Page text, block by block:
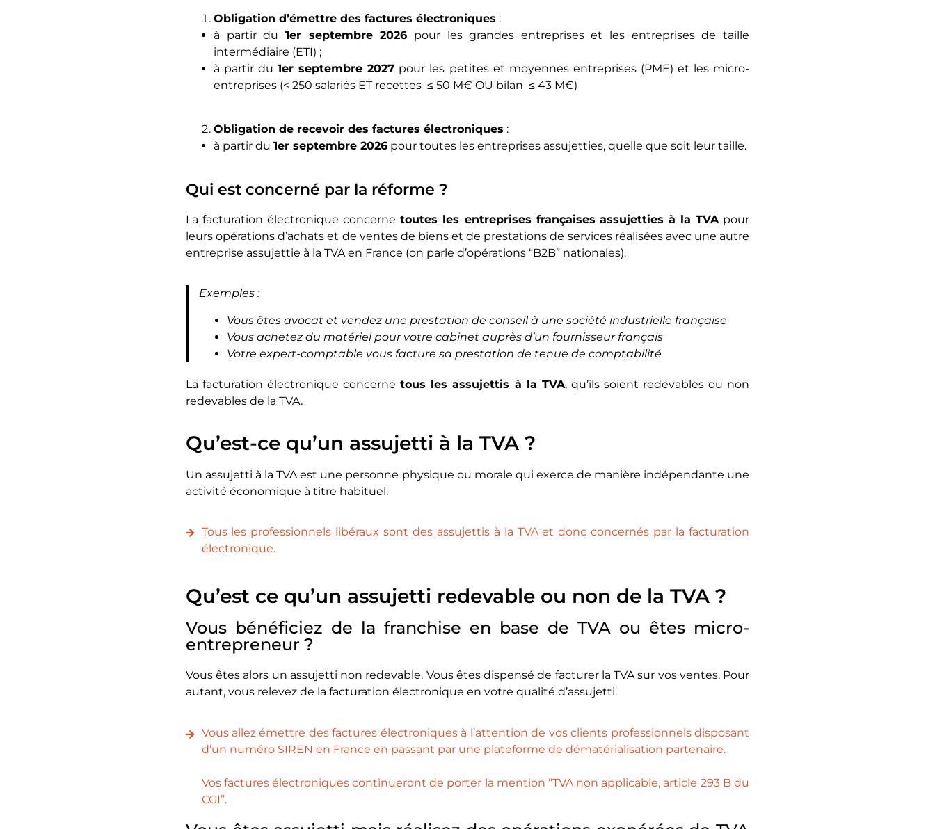
Obligation d’émettre des factures électroniques :
à partir du 1erseptembre 2026 pour les grandes entreprises et les entreprises de taille
intermédiaire (ETI) ;
à partir du1er septembre 2027 pour les petites et moyennes entreprises (PME) et les micro-
entreprises (< 250 salariés ET recettes ≤ 50 M€ OU bilan ≤ 43 M€)
Obligation de recevoir des factures électroniques :
à partir du 1er septembre 2026 pour toutes les entreprises assujetties, quelle que soit leur taille.
Qui est concerné par la réforme ?
La facturation électronique concernetoutes les entreprises françaises assujetties à la TVApour
leurs opérations d’achats et de ventes de biens et de prestations de services réalisées avec une autre
entreprise assujettie à la TVA en France (on parle d’opérations “B2B” nationales).
Exemples :
Vous êtes avocat et vendez une prestation de conseil à une société industrielle française
Vous achetez du matériel pour votre cabinet auprès d’un fournisseur français
Votre expert-comptable vous facture sa prestation de tenue de comptabilité
La facturation électronique concernetous les assujettis à la TVA, qu’ils soient redevables ou non
redevables de la TVA.
Qu’est-ce qu’un assujetti à la TVA ?
Un assujetti à la TVA est une personne physique ou morale qui exerce de manière indépendante une
activité économique à titre habituel.
Tous les professionnels libéraux sont des assujettis à la TVA et donc concernés par la facturation
électronique.
Qu’est ce qu’un assujetti redevable ou non de la TVA ?
Vous bénéficiez de la franchise en base de TVA ou êtes micro-
entrepreneur ?
Vous êtes alors un assujetti non redevable. Vous êtes dispensé de facturer la TVA sur vos ventes. Pour
autant, vous relevez de la facturation électronique en votre qualité d’assujetti.
Vous allez émettre des factures électroniques à l’attention de vos clients professionnels disposant
d’un numéro SIREN en France en passant par une plateforme de dématérialisation partenaire.
Vos factures électroniques continueront de porter la mention “TVA non applicable, article 293 B du
CGI”.